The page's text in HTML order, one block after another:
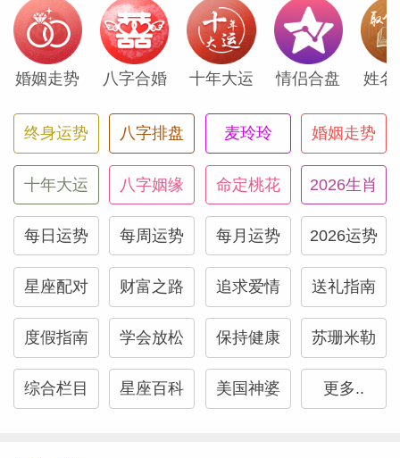
静电鱼白羊座2026年1月运势
事业上的高压和土星的制约，可能会让你感
到身心俱疲，因此健康是你不能忽视的关键
领域。警惕过度劳累：火星在摩羯座虽然为
你提供了惊人的耐力，但也容易让你过度透
支自己，忽略身体发出的疲惫信号。请务必
将规律的作息和适度的休息视为工作的一部
分，而非奢侈品...[阅读全文]
静电鱼 金牛座2026年1月运势
12月是一个要求你进行心理排毒和精神提
婚姻走势 八字合婚 十年大运 情侣合盘 姓名
终身运势 八字排盘 麦玲玲 婚姻走势
十年大运 八字姻缘 命定桃花 2026生肖
每日运势 每周运势 每月运势 2026运势
星座配对 财富之路 追求爱情 送礼指南
度假指南 学会放松 保持健康 苏珊米勒
综合栏目 星座百科 美国神婆 更多..